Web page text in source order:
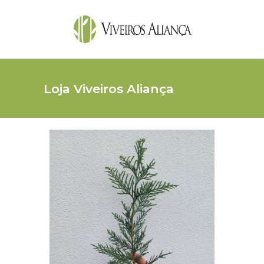
Loja Viveiros Aliança